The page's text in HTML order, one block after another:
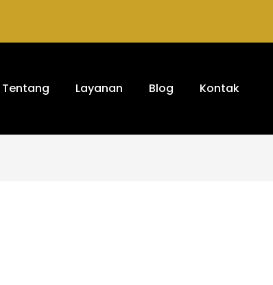
Tentang Layanan Blog Kontak